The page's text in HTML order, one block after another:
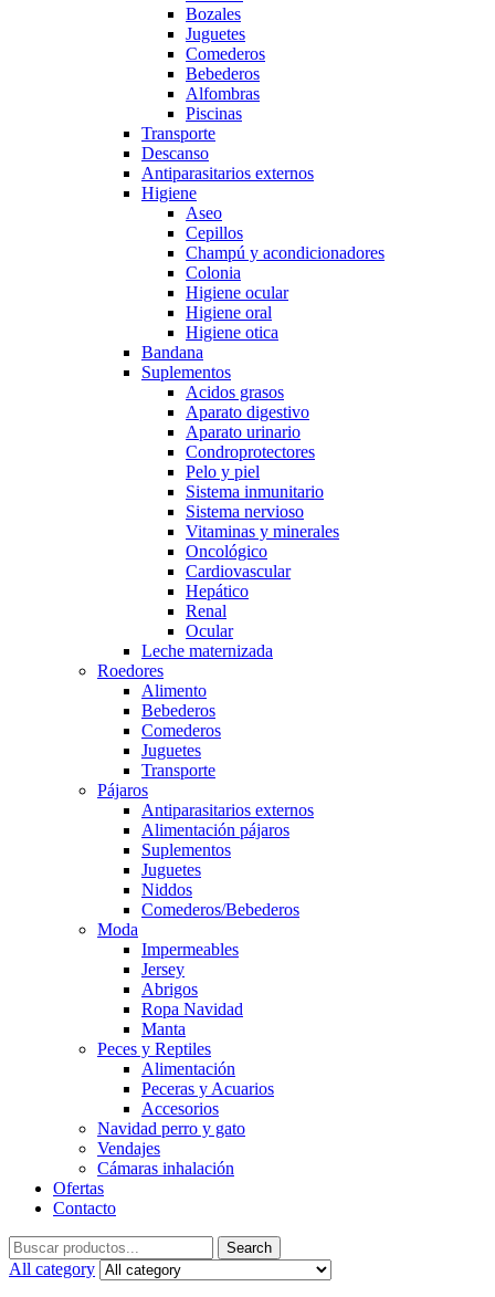
Bozales
Juguetes
Comederos
Bebederos
Alfombras
Piscinas
Transporte
Descanso
Antiparasitarios externos
Higiene
Aseo
Cepillos
Champú y acondicionadores
Colonia
Higiene ocular
Higiene oral
Higiene otica
Bandana
Suplementos
Acidos grasos
Aparato digestivo
Aparato urinario
Condroprotectores
Pelo y piel
Sistema inmunitario
Sistema nervioso
Vitaminas y minerales
Oncológico
Cardiovascular
Hepático
Renal
Ocular
Leche maternizada
Roedores
Alimento
Bebederos
Comederos
Juguetes
Transporte
Pájaros
Antiparasitarios externos
Alimentación pájaros
Suplementos
Juguetes
Niddos
Comederos/Bebederos
Moda
Impermeables
Jersey
Abrigos
Ropa Navidad
Manta
Peces y Reptiles
Alimentación
Peceras y Acuarios
Accesorios
Navidad perro y gato
Vendajes
Cámaras inhalación
Ofertas
Contacto
Search
for:
Search
All category